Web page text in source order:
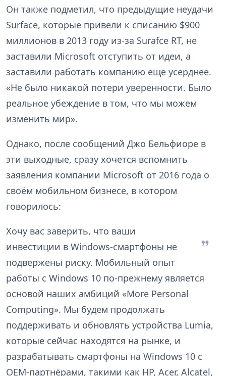
Он также подметил, что предыдущие неудачи
Surface, которые привели к списанию $900
миллионов в 2013 году из-за Surafce RT, не
заставили Microsoft отступить от идеи, а
заставили работать компанию ещё усерднее.
«Не было никакой потери уверенности. Было
реальное убеждение в том, что мы можем
изменить мир».
Однако, после сообщений Джо Бельфиоре в
эти выходные, сразу хочется вспомнить
заявления компании Microsoft от 2016 года о
своём мобильном бизнесе, в котором
говорилось:
Хочу вас заверить, что ваши
инвестиции в Windows-смартфоны не
подвержены риску. Мобильный опыт
работы с Windows 10 по-прежнему является
основой наших амбиций «More Personal
Computing». Мы будем продолжать
поддерживать и обновлять устройства Lumia,
которые сейчас находятся на рынке, и
разрабатывать смартфоны на Windows 10 с
OEM-партнёрами, такими как HP, Acer, Alcatel,